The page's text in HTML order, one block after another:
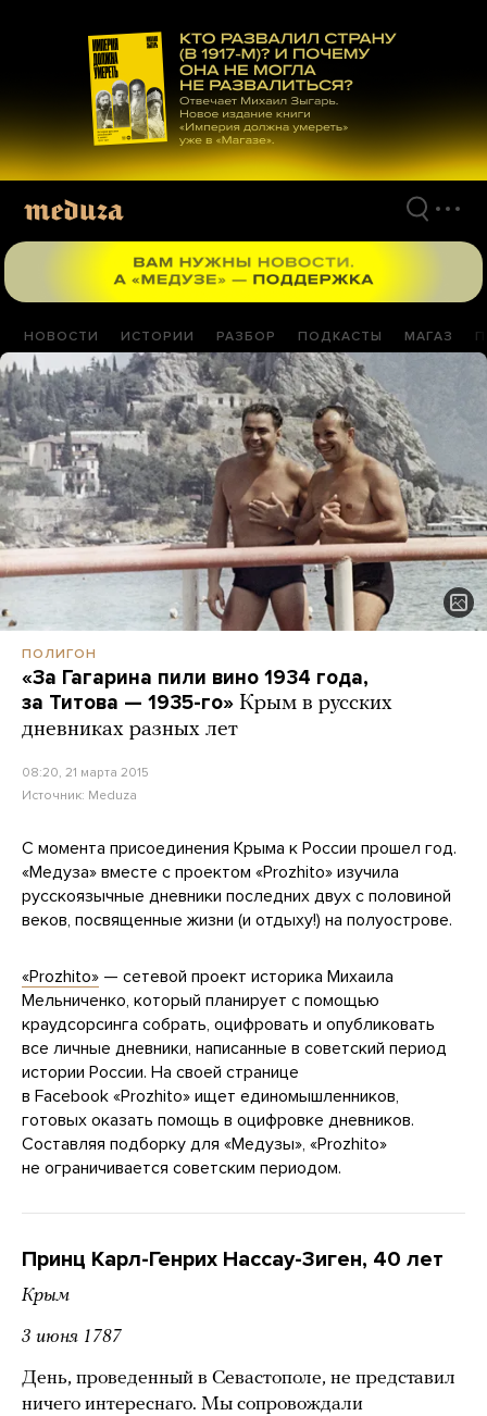
материалам
НОВОСТИ ИСТОРИИ РАЗБОР ПОДКАСТЫ МАГАЗ
ПОЛИГОН
«За Гагарина пили вино 1934 года,
за Титова — 1935-го» Крым в русских
дневниках разных лет
08:20, 21 марта 2015
Источник: Meduza
С момента присоединения Крыма к России прошел год.
«Медуза» вместе с проектом «Prozhito» изучила
русскоязычные дневники последних двух с половиной
веков, посвященные жизни (и отдыху!) на полуострове.
«Prozhito» — сетевой проект историка Михаила
Мельниченко, который планирует с помощью
краудсорсинга собрать, оцифровать и опубликовать
все личные дневники, написанные в советский период
истории России. На своей странице
в Facebook «Prozhito» ищет единомышленников,
готовых оказать помощь в оцифровке дневников.
Составляя подборку для «Медузы», «Prozhito»
не ограничивается советским периодом.
Принц Карл-Генрих Нассау-3иген, 40 лет
Крым
3 июня 1787
День, проведенный в Севастополе, не представил
ничего интереснаго. Мы сопровождали